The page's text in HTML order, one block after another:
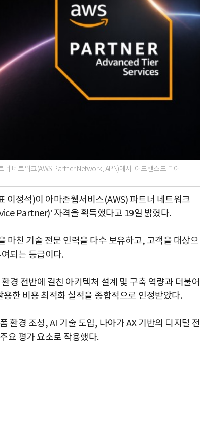
네트워크(AWS Partner Network, APN)에서 '어드밴스드 티어
이정석)이 아마존웹서비스(AWS) 파트너 네트워크
Partner)’ 자격을 획득했다고 19일 밝혔다.
마친 기술 전문 인력을 다수 보유하고, 고객을 대상으
되는 등급이다.
경 전반에 걸친 아키텍처 설계 및 구축 역량과 더불어
한 비용 최적화 실적을 종합적으로 인정받았다.
환경 조성, AI 기술 도입, 나아가 AX 기반의 디지털 전
요 평가 요소로 작용했다.